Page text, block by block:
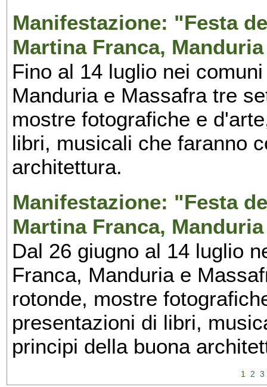
Manifestazione: "Festa
Martina Franca,
Fino al 14 luglio nei
Manduria e Massafra tre
mostre fotografiche e
libri, musicali che faranno
architettura.
Manifestazione: "Festa
Martina Franca,
Dal 26 giugno al 14 luglio
Franca, Manduria e
rotonde, mostre
presentazioni di libri,
principi della buona
1 2 3